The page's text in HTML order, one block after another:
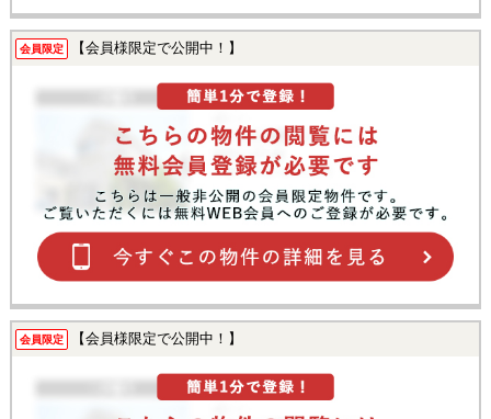
会員限定 【会員様限定で公開中！】
会員限定 【会員様限定で公開中！】